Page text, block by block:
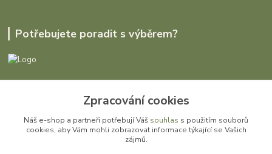
Potřebujete poradit s výběrem?
+420 727 979 401
info@gomi.cz
Zpracování cookies
Náš e-shop a partneři potřebují Váš souhlas s použitím souborů
cookies, aby Vám mohli zobrazovat informace týkající se Vašich
zájmů.